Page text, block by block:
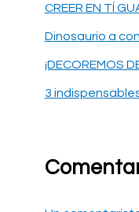
CREER EN TÍ
Dinosaurio a
¡DECOREMOS
3